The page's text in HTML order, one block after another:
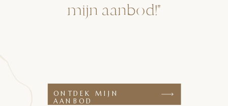
ONTDEK MIJN
AANBOD
mijn aanbod!"